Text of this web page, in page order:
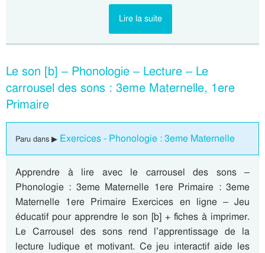
Lire la suite
Le son [b] – Phonologie – Lecture – Le
carrousel des sons : 3eme Maternelle, 1ere
Primaire
Paru dans ▶ Exercices - Phonologie : 3eme Maternelle
Apprendre à lire avec le carrousel des sons –
Phonologie : 3eme Maternelle 1ere Primaire : 3eme
Maternelle 1ere Primaire Exercices en ligne – Jeu
éducatif pour apprendre le son [b] + fiches à imprimer.
Le Carrousel des sons rend l’apprentissage de la
lecture ludique et motivant. Ce jeu interactif aide les